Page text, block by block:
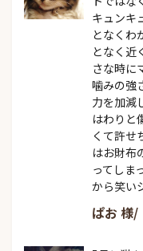
キュンキ
となくわ
となく近
さな時に
噛みの強
力を加減
はわりと
くて許
はお財布
ってしま
から笑い
ぱお 様/